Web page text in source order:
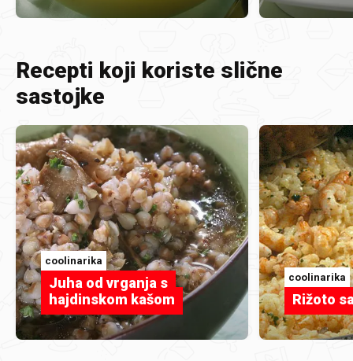
Recepti koji koriste slične
sastojke
coolinarika
Juha od vrganja s
hajdinskom kašom
coolinarika
Rižoto